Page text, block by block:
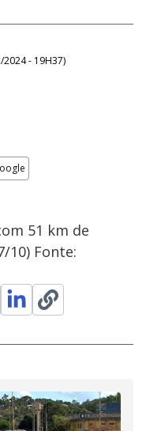
2024 - 19H37)
51 km de
10) Fonte: